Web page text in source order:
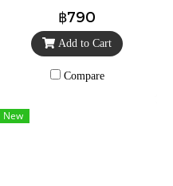
อควา โกลว์ รีเฟรชชิ่ง เซรั่ม
คุชชั่น 01.แฟร์ ราคา 490.-
(จากปกติราคา 790.-) (เน้นผิว
เหมาะกับคนที่ไม่มีปัญหาริ้วรอย
ใช้เติมระหว่างวันเพื่อสร้างผิว
฿790
Add to Cart
Compare
New